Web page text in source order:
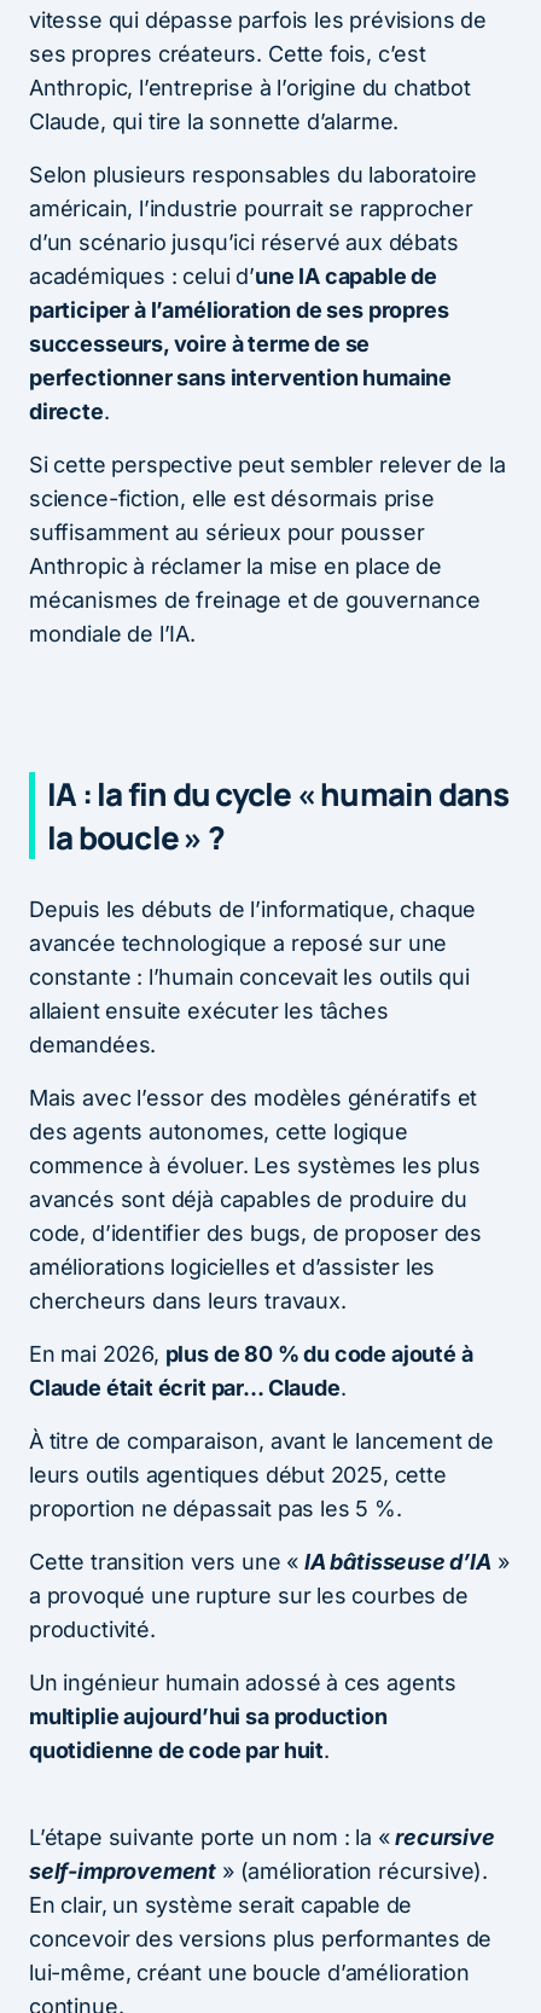
vitesse qui dépasse parfois les prévisions de
ses propres créateurs. Cette fois, c’est
Anthropic, l’entreprise à l’origine du chatbot
Claude, qui tire la sonnette d’alarme.
Selon plusieurs responsables du laboratoire
américain, l’industrie pourrait se rapprocher
d’un scénario jusqu’ici réservé aux débats
académiques : celui d’une IA capable de
participer à l’amélioration de ses propres
successeurs, voire à terme de se
perfectionner sans intervention humaine
directe.
Si cette perspective peut sembler relever de la
science-fiction, elle est désormais prise
suffisamment au sérieux pour pousser
Anthropic à réclamer la mise en place de
mécanismes de freinage et de gouvernance
mondiale de l’IA.
IA : la fin du cycle « humain dans
la boucle » ?
Depuis les débuts de l’informatique, chaque
avancée technologique a reposé sur une
constante : l’humain concevait les outils qui
allaient ensuite exécuter les tâches
demandées.
Mais avec l’essor des modèles génératifs et
des agents autonomes, cette logique
commence à évoluer. Les systèmes les plus
avancés sont déjà capables de produire du
code, d’identifier des bugs, de proposer des
améliorations logicielles et d’assister les
chercheurs dans leurs travaux.
En mai 2026, plus de 80 % du code ajouté à
Claude était écrit par… Claude.
À titre de comparaison, avant le lancement de
leurs outils agentiques début 2025, cette
proportion ne dépassait pas les 5 %.
Cette transition vers une « IA bâtisseuse d’IA »
a provoqué une rupture sur les courbes de
productivité.
Un ingénieur humain adossé à ces agents
multiplie aujourd’hui sa production
quotidienne de code par huit.
L’étape suivante porte un nom : la «recursive
self-improvement » (amélioration récursive).
En clair, un système serait capable de
concevoir des versions plus performantes de
lui-même, créant une boucle d’amélioration
continue.